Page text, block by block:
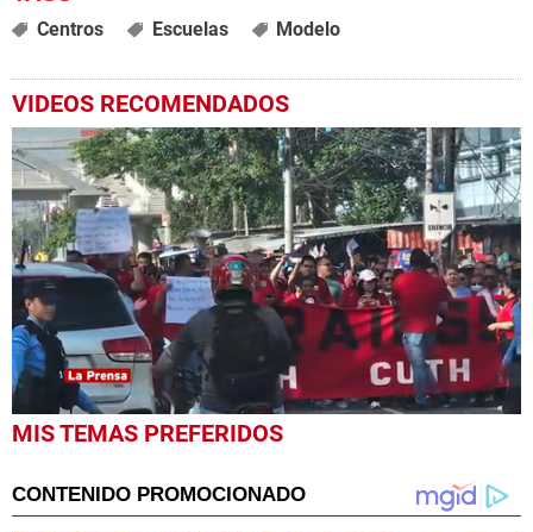
Centros Escuelas Modelo
VIDEOS RECOMENDADOS
0
seconds
seconds
MIS TEMAS PREFERIDOS